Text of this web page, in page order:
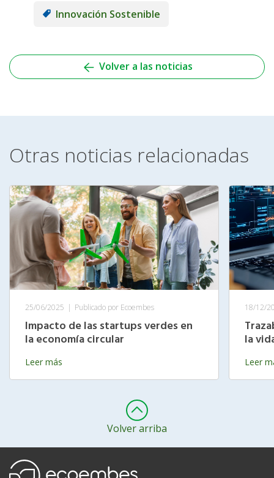
Innovación Sostenible
Volver a las noticias
Otras noticias relacionadas
25/06/2025 Publicado por Ecoembes
Impacto de las startups verdes en
la economía circular
Leer más
18/12/
la
Leer
Volver arriba